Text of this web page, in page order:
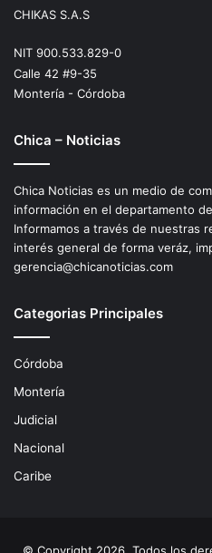
CHIKAS S.A.S
NIT 900.533.829-0
Calle 42 #9-35
Montería - Córdoba
Chica – Noticias
Chica Noticias es un medio de
información en el departamento
Informamos a través de nuestras
interés general de forma veráz,
gerencia@chicanoticias.com
Categorias Principales
Córdoba
Montería
Judicial
Nacional
Caribe